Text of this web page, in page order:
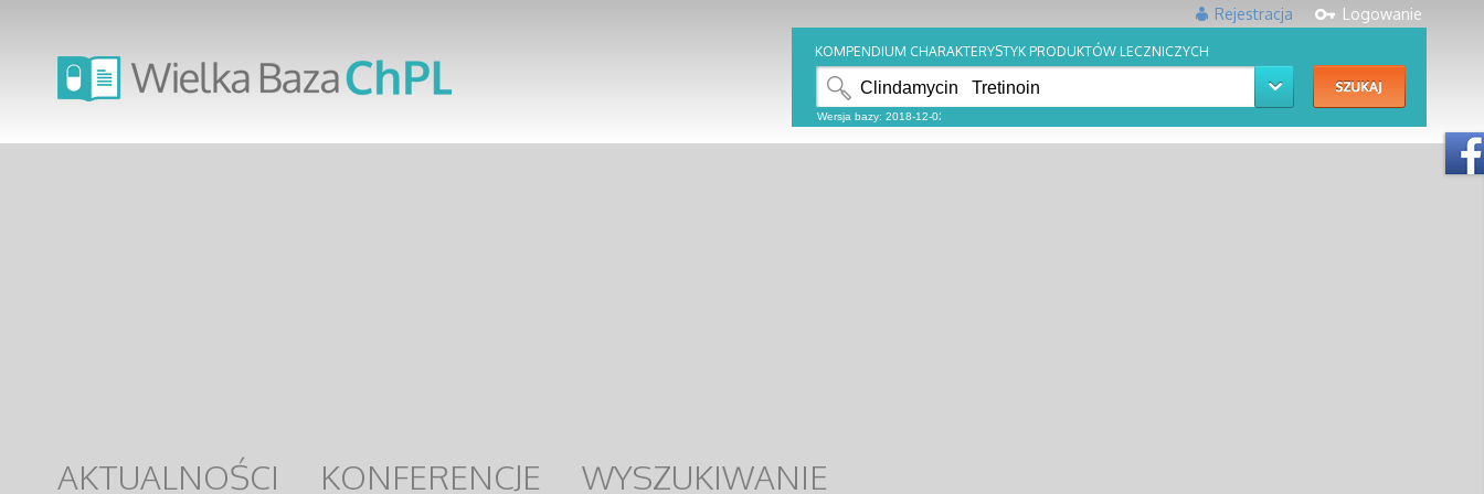
Logowanie
Rejestracja
KOMPENDIUM CHARAKTERYSTYK PRODUKTÓW LECZNICZYCH
AKTUALNOŚCI KONFERENCJE WYSZUKIWANIE